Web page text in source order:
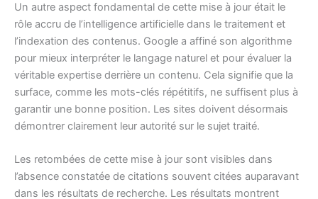
Un autre aspect fondamental de cette mise à jour était le
rôle accru de l’intelligence artificielle dans le traitement et
l’indexation des contenus. Google a affiné son algorithme
pour mieux interpréter le langage naturel et pour évaluer la
véritable expertise derrière un contenu. Cela signifie que la
surface, comme les mots-clés répétitifs, ne suffisent plus à
garantir une bonne position. Les sites doivent désormais
démontrer clairement leur autorité sur le sujet traité.
Les retombées de cette mise à jour sont visibles dans
l’absence constatée de citations souvent citées auparavant
dans les résultats de recherche. Les résultats montrent